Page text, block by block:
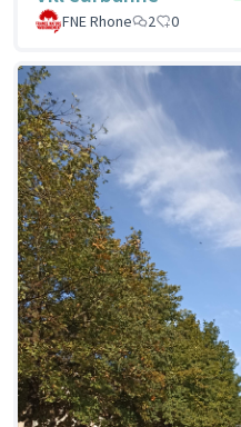
FNE Rhone
2 0